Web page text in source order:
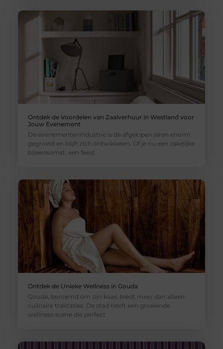
Ontdek de Voordelen van Zaalverhuur in Westland voor
Jouw Evenement
De evenementenindustrie is de afgelopen jaren enorm
gegroeid en blijft zich ontwikkelen. Of je nu een zakelijke
bijeenkomst, een feest
Ontdek de Unieke Wellness in Gouda
Gouda, beroemd om zijn kaas, biedt meer dan alleen
culinaire traktaties. De stad heeft een groeiende
wellness scene die perfect